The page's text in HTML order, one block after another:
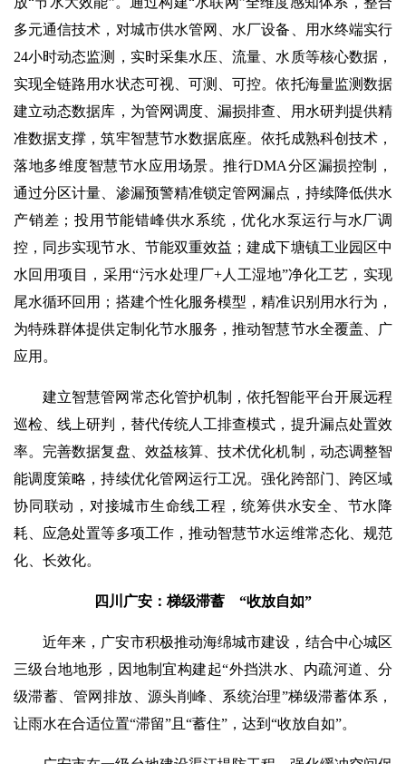
多元通信技术，对城市供水管网、水厂设备、用水终端实行
24小时动态监测，实时采集水压、流量、水质等核心数据，
实现全链路用水状态可视、可测、可控。依托海量监测数据
建立动态数据库，为管网调度、漏损排查、用水研判提供精
准数据支撑，筑牢智慧节水数据底座。依托成熟科创技术，
落地多维度智慧节水应用场景。推行DMA分区漏损控制，
通过分区计量、渗漏预警精准锁定管网漏点，持续降低供水
产销差；投用节能错峰供水系统，优化水泵运行与水厂调
控，同步实现节水、节能双重效益；建成下塘镇工业园区中
水回用项目，采用“污水处理厂+人工湿地”净化工艺，实现
尾水循环回用；搭建个性化服务模型，精准识别用水行为，
为特殊群体提供定制化节水服务，推动智慧节水全覆盖、广
应用。
建立智慧管网常态化管护机制，依托智能平台开展远程
巡检、线上研判，替代传统人工排查模式，提升漏点处置效
率。完善数据复盘、效益核算、技术优化机制，动态调整智
能调度策略，持续优化管网运行工况。强化跨部门、跨区域
协同联动，对接城市生命线工程，统筹供水安全、节水降
耗、应急处置等多项工作，推动智慧节水运维常态化、规范
化、长效化。
四川广安：梯级滞蓄 “收放自如”
近年来，广安市积极推动海绵城市建设，结合中心城区
三级台地地形，因地制宜构建起“外挡洪水、内疏河道、分
级滞蓄、管网排放、源头削峰、系统治理”梯级滞蓄体系，
让雨水在合适位置“滞留”且“蓄住”，达到“收放自如”。